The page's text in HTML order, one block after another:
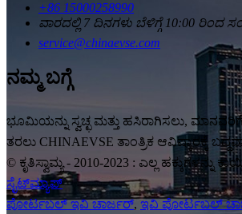
+86 15000258990
ವಾರದಲ್ಲಿ 7 ದಿನಗಳು ಬೆಳಿಗ್ಗೆ 10:00 ರಿಂದ
service@chinaevse.com
ನಮ್ಮ ಬಗ್ಗೆ
ಭೂಮಿಯನ್ನು ಸ್ವಚ್ಛ ಮತ್ತು ಹಸಿರಾಗಿಸಲು,
ತರಲು CHINAEVSE ತಾಂತ್ರಿಕ ಆವಿಷ್ಕಾರಕ್ಕೆ
© ಕೃತಿಸ್ವಾಮ್ಯ - 2010-2023 : ಎಲ್ಲ ಹಕ್ಕುಗಳನ್ನು
ಸೈಟ್‌ಮ್ಯಾಪ್
ಪೋರ್ಟಬಲ್ ಇವಿ ಚಾರ್ಜರ್, ಇವಿ ಪೋರ್ಟಬಲ್